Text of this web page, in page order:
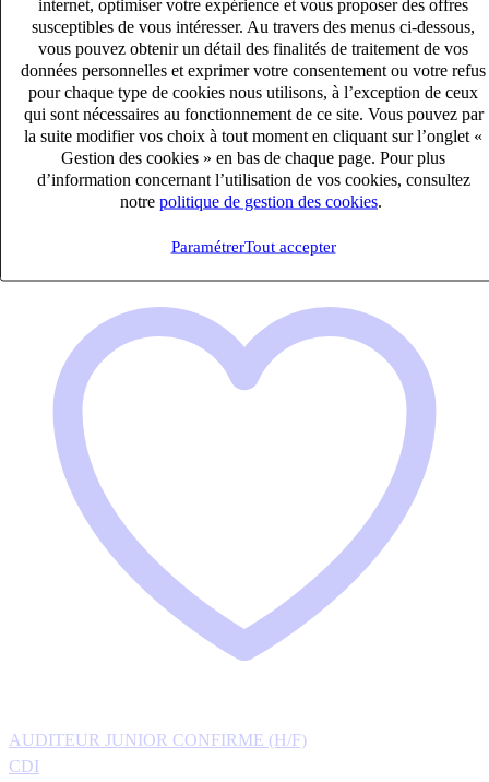
internet, optimiser votre expérience et vous proposer des offres
susceptibles de vous intéresser. Au travers des menus ci-dessous,
vous pouvez obtenir un détail des finalités de traitement de vos
données personnelles et exprimer votre consentement ou votre refus
pour chaque type de cookies nous utilisons, à l’exception de ceux
qui sont nécessaires au fonctionnement de ce site. Vous pouvez par
la suite modifier vos choix à tout moment en cliquant sur l’onglet «
Gestion des cookies » en bas de chaque page. Pour plus
d’information concernant l’utilisation de vos cookies, consultez
notre politique de gestion des cookies
ParamétrerTout accepter
COLLABORATEUR COMPTABLE CONFIRME (H/F)
CDI
33k – 40k €
Chambéry, Savoie (73000)
Publié le 07/08/2026
Audit & Expertise Comptable
AUDITEUR JUNIOR CONFIRME (H/F)
CDI